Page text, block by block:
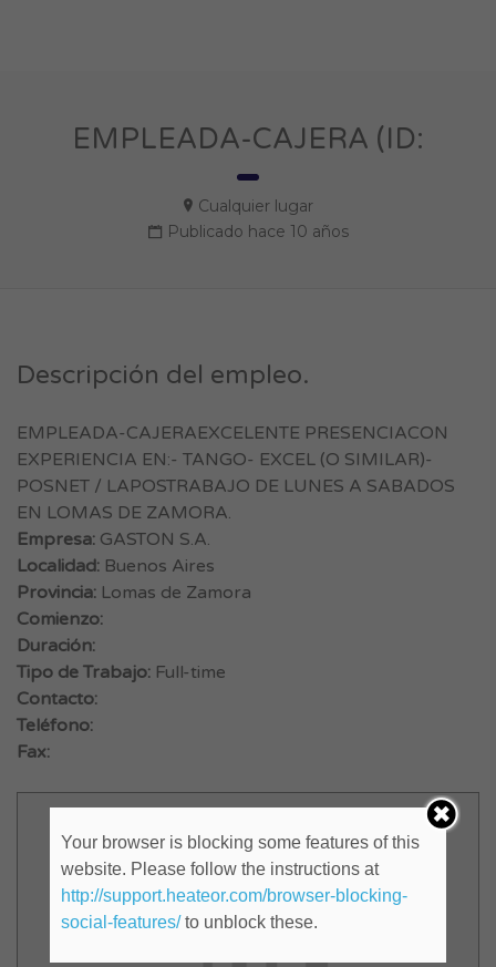
EMPLEADA-CAJERA (ID:
Cualquier lugar
Publicado hace 10 años
Descripción del empleo.
EMPLEADA-CAJERAEXCELENTE PRESENCIACON
EXPERIENCIA EN:- TANGO- EXCEL (O SIMILAR)-
POSNET / LAPOSTRABAJO DE LUNES A SABADOS
EN LOMAS DE ZAMORA.
Empresa: GASTON S.A.
Localidad: Buenos Aires
Provincia: Lomas de Zamora
Comienzo:
Duración:
Tipo de Trabajo: Full-time
Contacto:
Teléfono:
Fax:
Your browser is blocking some features of this
website. Please follow the instructions at
http://support.heateor.com/browser-blocking-
social-features/to unblock these.